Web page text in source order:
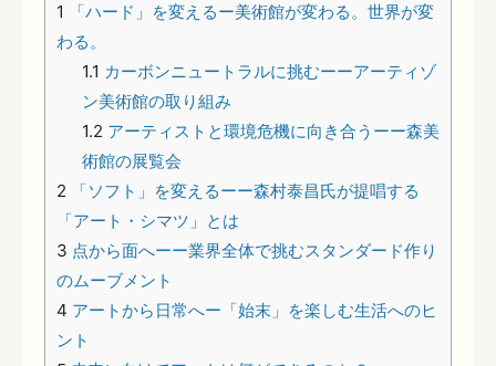
1
「ハード」を変えるー美術館が変わる。世界が変
わる。
1.1 カーボンニュートラルに挑むーーアーティゾ
ン美術館の取り組み
1.2 アーティストと環境危機に向き合うーー森美
術館の展覧会
2 「ソフト」を変えるーー森村泰昌氏が提唱する
「アート・シマツ」とは
3 点から面へーー業界全体で挑むスタンダード作り
のムーブメント
4 アートから日常へー「始末」を楽しむ生活へのヒ
ント